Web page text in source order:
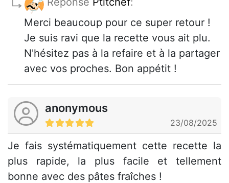
Merci beaucoup pour ce super retour !
Je suis ravi que la recette vous ait plu.
N'hésitez pas à la refaire et à la partager
avec vos proches. Bon appétit !
anonymous
23/08/2025
Je fais systématiquement cette recette la
plus rapide, la plus facile et tellement
bonne avec des pâtes fraîches !